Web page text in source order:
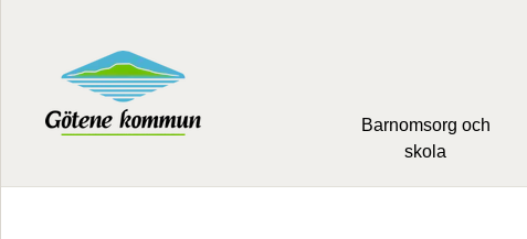
Barnomsorg och
skola